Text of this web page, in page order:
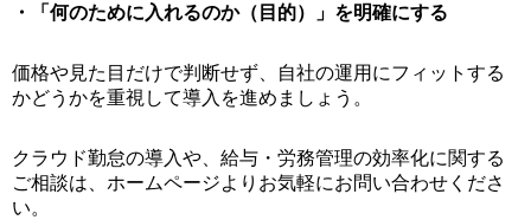
・「何のために入れるのか（目的）」を明確にする
価格や見た目だけで判断せず、自社の運用にフィットする
かどうかを重視して導入を進めましょう。
クラウド勤怠の導入や、給与・労務管理の効率化に関する
ご相談は、ホームページよりお気軽にお問い合わせくださ
い。